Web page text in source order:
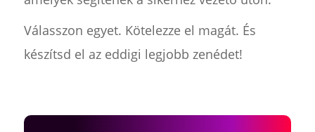
Válasszon egyet. Kötelezze el magát. És
készítsd el az eddigi legjobb zenédet!